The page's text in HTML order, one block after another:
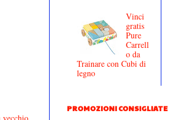
Vinci
gratis
Pure
Carrell
o da
Trainare con Cubi di
legno
PROMOZIONI CONSIGLIATE